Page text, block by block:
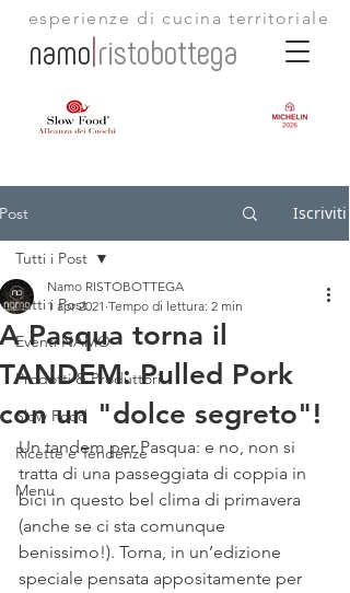
esperienze di cucina territoriale
namo|ristobottega
Post Iscriviti
Tutti i Post
Eventi NAMO
Prodotti & Produttori
Slow Food
Ricette e Tendenze
Menu
Tutti i Post
A Pasqua torna il
TANDEM: Pulled Pork
con un "dolce segreto"!
Namo RISTOBOTTEGA
1 apr 2021 Tempo di lettura: 2 min
Un tandem per Pasqua: e no, non si
tratta di una passeggiata di coppia in
bici in questo bel clima di primavera
(anche se ci sta comunque
benissimo!). Torna, in un’edizione
speciale pensata appositamente per